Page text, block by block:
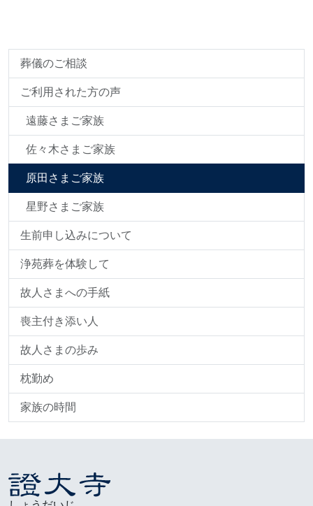
葬儀のご相談
ご利用された方の声
遠藤さまご家族
佐々木さまご家族
原田さまご家族
星野さまご家族
生前申し込みについて
浄苑葬を体験して
故人さまへの手紙
喪主付き添い人
故人さまの歩み
枕勤め
家族の時間